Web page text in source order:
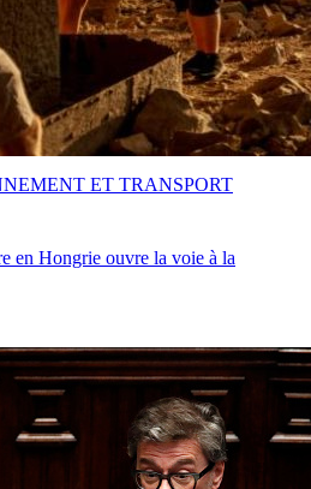
en Hongrie ouvre la voie à la
ET TRANSPORT